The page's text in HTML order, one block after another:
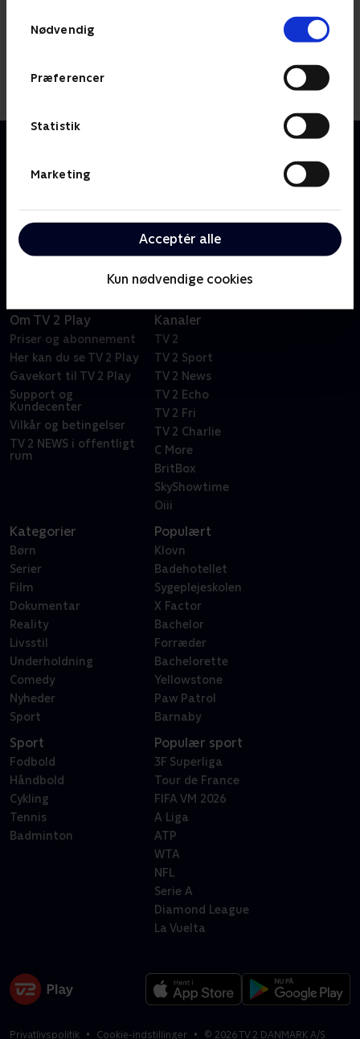
Nødvendig
Præferencer
Statistik
Marketing
Acceptér alle
Kun nødvendige cookies
Palles far er en dansk tegnefilmsserie om drengen
Palle og hans far, og deres hverdagsoplevelser. En
afsted. Men heldigvis er Palle i nærheden og kan
hjælpe sin far.
Om TV 2 Play
Priser og abonnement
Her kan du se TV 2 Play
Gavekort til TV 2 Play
Support og
Kundecenter
Vilkår og betingelser
TV 2 NEWS i offentligt
rum
Kanaler
TV 2
TV 2 Sport
TV 2 News
TV 2 Echo
TV 2 Fri
TV 2 Charlie
C More
BritBox
SkyShowtime
Oiii
Kategorier
Børn
Serier
Film
Dokumentar
Reality
Livsstil
Underholdning
Comedy
Nyheder
Sport
Populært
Klovn
Badehotellet
Sygeplejeskolen
X Factor
Bachelor
Forræder
Bachelorette
Yellowstone
Paw Patrol
Barnaby
Sport
Fodbold
Håndbold
Cykling
Tennis
Badminton
Populær sport
3F Superliga
Tour de France
FIFA VM 2026
A Liga
ATP
WTA
NFL
Serie A
Diamond League
La Vuelta
Privatlivspolitik Cookie-indstillinger © 2026TV 2 DANMARK A/S